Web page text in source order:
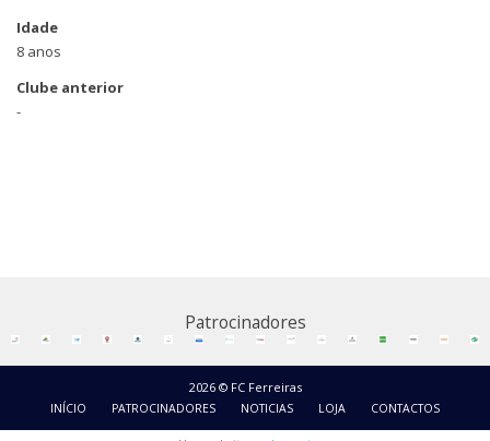
Idade
8 anos
Clube anterior
-
Patrocinadores
2026 © FC Ferreiras
INÍCIO PATROCINADORES NOTICIAS LOJA CONTACTOS